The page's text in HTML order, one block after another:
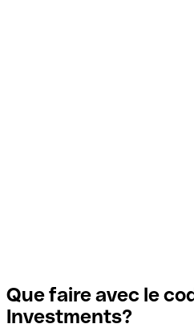
Que faire avec le
Investments?